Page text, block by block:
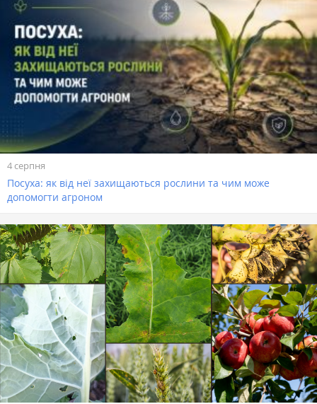
4 серпня
Посуха: як від неї захищаються рослини та чим може
допомогти агроном